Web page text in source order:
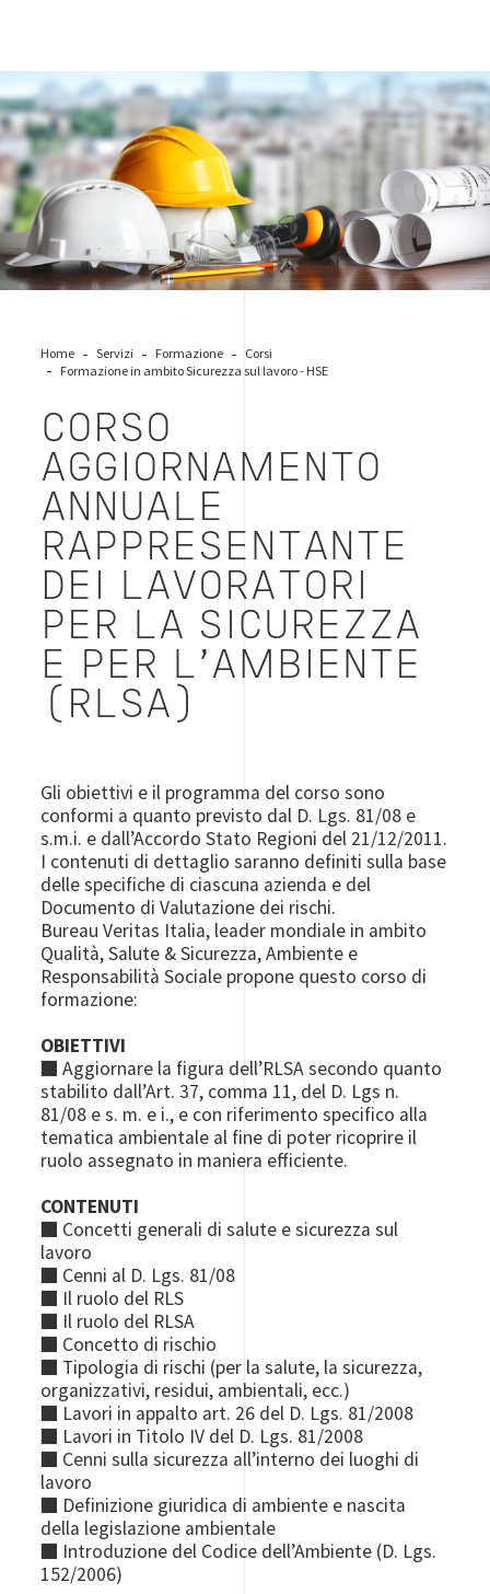
caschetti-sicurezza
Home Servizi Formazione
Corsi
Formazione in ambito Sicurezza sul lavoro - HSE
CORSO
AGGIORNAMENTO
ANNUALE
RAPPRESENTANTE
DEI LAVORATORI
PER LA SICUREZZA
E PER L’AMBIENTE
(RLSA)
Gli obiettivi e il programma del corso sono
conformi a quanto previsto dal D. Lgs. 81/08 e
s.m.i. e dall’Accordo Stato Regioni del 21/12/2011.
I contenuti di dettaglio saranno definiti sulla base
delle specifiche di ciascuna azienda e del
Documento di Valutazione dei rischi.
Bureau Veritas Italia, leader mondiale in ambito
Qualità, Salute & Sicurezza, Ambiente e
Responsabilità Sociale propone questo corso di
formazione:
OBIETTIVI
■ Aggiornare la figura dell’RLSA secondo quanto
stabilito dall’Art. 37, comma 11, del D. Lgs n.
81/08 e s. m. e i., e con riferimento specifico alla
tematica ambientale al fine di poter ricoprire il
ruolo assegnato in maniera efficiente.
CONTENUTI
■ Concetti generali di salute e sicurezza sul
lavoro
■ Cenni al D. Lgs. 81/08
■ Il ruolo del RLS
■ Il ruolo del RLSA
■ Concetto di rischio
■ Tipologia di rischi (per la salute, la sicurezza,
organizzativi, residui, ambientali, ecc.)
■ Lavori in appalto art. 26 del D. Lgs. 81/2008
■ Lavori in Titolo IV del D. Lgs. 81/2008
■ Cenni sulla sicurezza all’interno dei luoghi di
lavoro
■ Definizione giuridica di ambiente e nascita
della legislazione ambientale
■ Introduzione del Codice dell’Ambiente (D. Lgs.
152/2006)